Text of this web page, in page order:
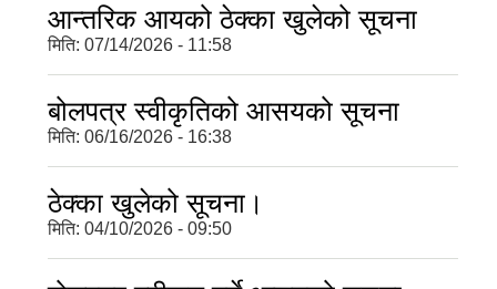
आन्तरिक आयको ठेक्का खुलेको सूचना
मिति: 07/14/2026 - 11:58
बोलपत्र स्वीकृतिको आसयको सूचना
मिति: 06/16/2026 - 16:38
ठेक्का खुलेको सूचना।
मिति: 04/10/2026 - 09:50